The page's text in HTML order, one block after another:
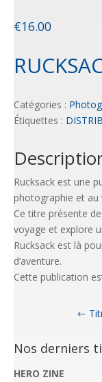
€16.00
Catégories :
Étiquettes :
Rucksack est une
photographie et au
Ce titre présente
voyage et explore
Rucksack est là
d’aventure.
Cette publication
Nos derniers
HERO ZINE